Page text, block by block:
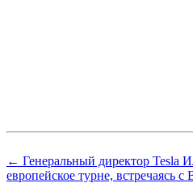
← Генеральный директор Tesla
европейское турне, встречаясь